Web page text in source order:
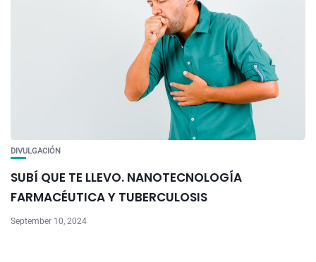
DIVULGACIÓN
SUBÍ QUE TE LLEVO. NANOTECNOLOGÍA
FARMACÉUTICA Y TUBERCULOSIS
September 10, 2024